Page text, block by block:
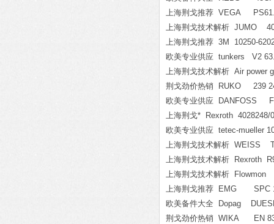
上海荆戈推荐 VEGA
上海荆戈技术解析 JUMO
上海荆戈推荐 3M 10250-
欧美专业供应 tunkers V2
上海荆戈技术解析 Air power
荆戈劲价热销 RUKO 239
欧美专业供应 DANFOSS
上海荆戈* Rexroth 4028248/
欧美专业供应 tetec-mueller
上海荆戈技术解析 WEISS
上海荆戈技术解析 Rexroth
上海荆戈技术解析 Flowmon
上海荆戈推荐 EMG SPC
欧美备件大全 Dopag
荆戈劲价热销 WIKA EN